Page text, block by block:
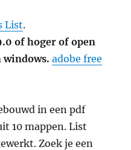
List.
of hoger of open
windows. adobe free
in een pdf
10 mappen. List
Zoek je een